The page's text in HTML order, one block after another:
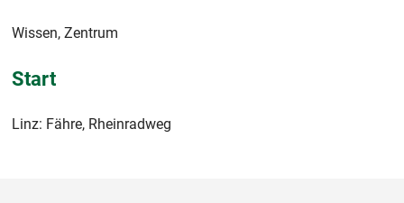
Wissen, Zentrum
Start
Linz: Fähre, Rheinradweg